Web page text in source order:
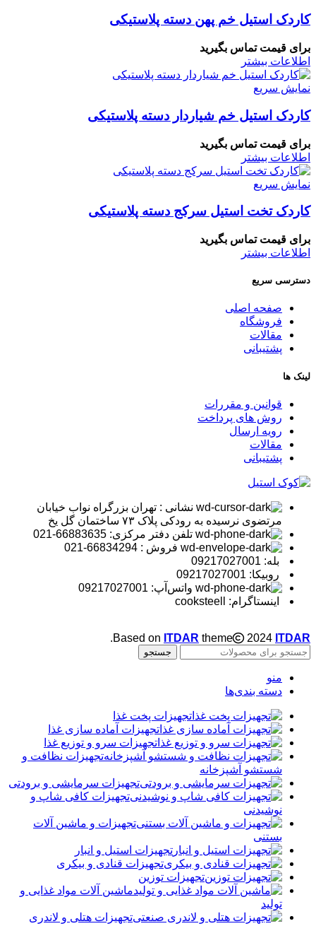
کاردک استیل خم پهن دسته پلاستیکی
برای قیمت تماس بگیرید
اطلاعات بیشتر
نمایش سریع
کاردک استیل خم شیاردار دسته پلاستیکی
برای قیمت تماس بگیرید
اطلاعات بیشتر
نمایش سریع
کاردک تخت استیل سرکج دسته پلاستیکی
برای قیمت تماس بگیرید
اطلاعات بیشتر
دسترسی سریع
صفحه اصلی
فروشگاه
مقالات
پشتیبانی
لینک ها
قوانین و مقررات
روش های پرداخت
رویه ارسال
مقالات
پشتیبانی
نشانی : تهران بزرگراه نواب خیابان
مرتضوی نرسیده به رودکی پلاک ۷۳ ساختمان گل یخ
تلفن دفتر مرکزی: 66883635-021
فروش : 66834294-021
بله: 09217027001
روبیکا: 09217027001
واتس‌آپ: 09217027001
اینستاگرام: cooksteell
Based on ITDAR theme 2024 ITDAR
.
جستجو
منو
دسته بندی‌ها
تجهیزات پخت غذا
تجهیزات آماده سازی غذا
تجهیزات سرو و توزیع غذا
تجهیزات نظافت و
شستشو آشپزخانه
تجهیزات سرمایشی و برودتی
تجهیزات کافی شاپ و
نوشیدنی
تجهیزات و ماشین آلات
بستنی
تجهیزات استیل و انبار
تجهیزات قنادی و بیکری
تجهیزات توزین
ماشین آلات مواد غذایی و
تولید
تجهیزات هتلی و لاندری